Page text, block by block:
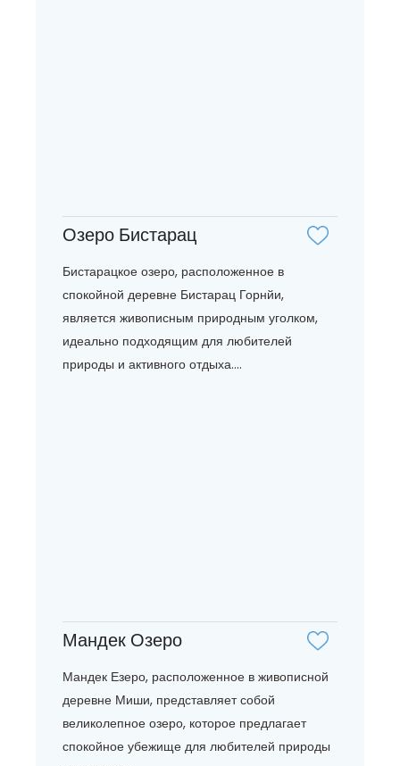
Озеро Бистарац
Бистарацкое озеро, расположенное в
спокойной деревне Бистарац Горнйи,
является живописным природным уголком,
идеально подходящим для любителей
природы и активного отдыха....
Мандек Озеро
Мандек Езеро, расположенное в живописной
деревне Миши, представляет собой
великолепное озеро, которое предлагает
спокойное убежище для любителей природы